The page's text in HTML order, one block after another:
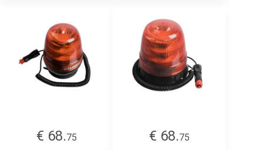
€ 68.75
€ 68.75